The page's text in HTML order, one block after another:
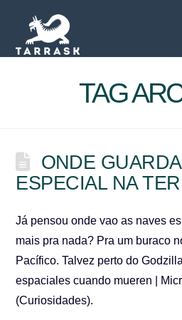
TAG
ONDE
ESPECIAL NA
Já pensou onde vao as naves
mais pra nada? Pra um buraco
Pacífico. Talvez perto do
espaciales cuando mueren |
(Curiosidades).